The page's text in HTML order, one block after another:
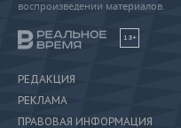
воспроизведении материалов.
18+
РЕДАКЦИЯ
РЕКЛАМА
ПРАВОВАЯ ИНФОРМАЦИЯ